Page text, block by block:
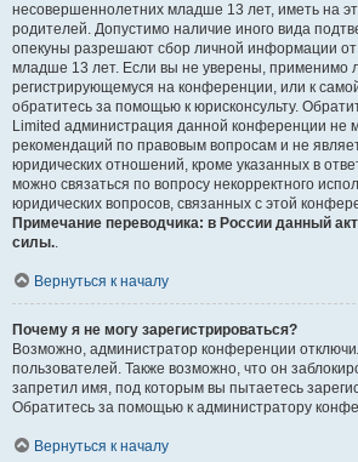
несовершеннолетних младше 13 лет, иметь на
родителей. Допустимо наличие иного вида
опекуны разрешают сбор личной информации
младше 13 лет. Если вы не уверены, применимо
регистрирующемуся на конференции, или к
обратитесь за помощью к юрисконсульту.
Limited администрация данной конференции не
рекомендаций по правовым вопросам и не
юридических отношений, кроме указанных в
можно связаться по вопросу некорректного
юридических вопросов, связанных с этой
Примечание переводчика: в России данный
силы..
Вернуться к началу
Почему я не могу зарегистрироваться?
Возможно, администратор конференции
пользователей. Также возможно, что он
запретил имя, под которым вы пытаетесь
Обратитесь за помощью к администратору
Вернуться к началу